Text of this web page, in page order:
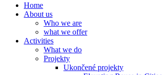
Home
About us
Who we are
what we offer
Activities
What we do
Projekty
Ukončené projekty